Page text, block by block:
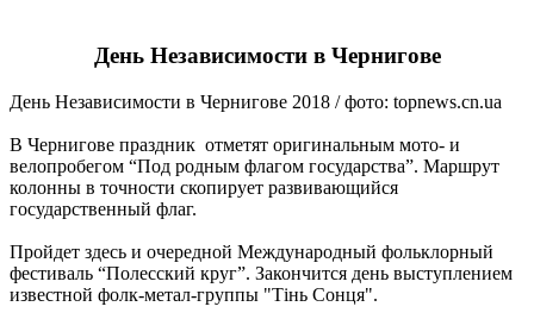
День Независимости в Чернигове
День Независимости в Чернигове 2018 / фото: topnews.cn.ua
В Чернигове праздник отметят оригинальным мото- и
велопробегом “Под родным флагом государства”. Маршрут
колонны в точности скопирует развивающийся
государственный флаг.
Пройдет здесь и очередной Международный фольклорный
фестиваль “Полесский круг”. Закончится день выступлением
известной фолк-метал-группы "Тінь Сонця".